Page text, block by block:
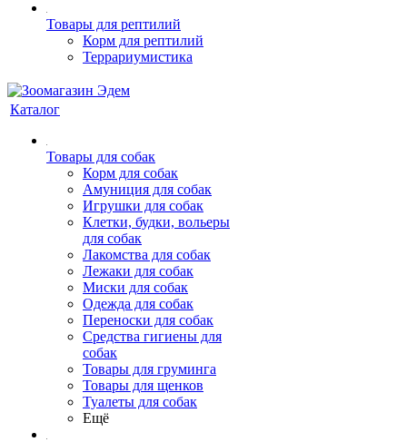
Товары для рептилий
Корм для рептилий
Террариумистика
Каталог
Товары для собак
Корм для собак
Амуниция для собак
Игрушки для собак
Клетки, будки, вольеры
для собак
Лакомства для собак
Лежаки для собак
Миски для собак
Одежда для собак
Переноски для собак
Средства гигиены для
собак
Товары для груминга
Товары для щенков
Туалеты для собак
Ещё